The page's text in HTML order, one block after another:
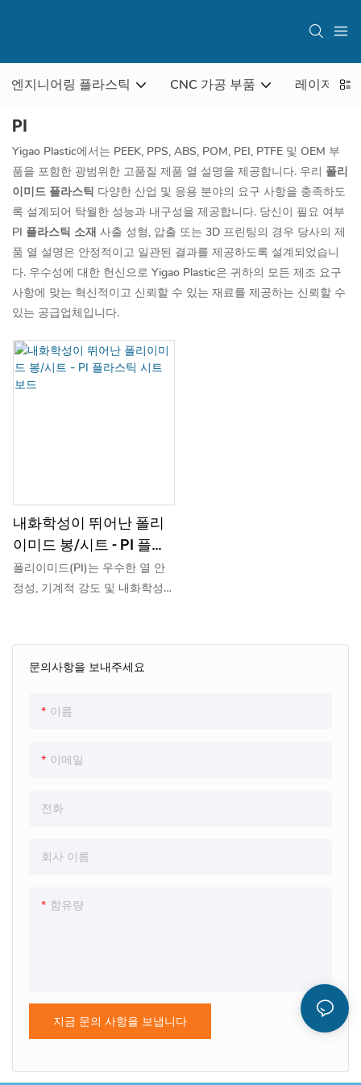
엔지니어링 플라스틱 CNC 가공 부품 레이저 조
PI
Yigao Plastic에서는 PEEK, PPS, ABS, POM, PEI, PTFE 및 OEM 부
품을 포함한 광범위한 고품질 제품 열 설명을 제공합니다. 우리 폴리
이미드 플라스틱 다양한 산업 및 응용 분야의 요구 사항을 충족하도
록 설계되어 탁월한 성능과 내구성을 제공합니다. 당신이 필요 여부
PI 플라스틱 소재 사출 성형, 압출 또는 3D 프린팅의 경우 당사의 제
품 열 설명은 안정적이고 일관된 결과를 제공하도록 설계되었습니
다. 우수성에 대한 헌신으로 Yigao Plastic은 귀하의 모든 제조 요구
사항에 맞는 혁신적이고 신뢰할 수 있는 재료를 제공하는 신뢰할 수
있는 공급업체입니다.
문의사항을 보내주세요
이름
이메일
전화
회사 이름
함유량
지금 문의 사항을 보냅니다
내화학성이 뛰어난 폴리
이미드 봉/시트 - PI 플라
스틱 시트 보드
폴리이미드(PI)는 우수한 열 안
정성, 기계적 강도 및 내화학성으
으로 최대 260°C의 극한 온도를
견딜 수 있습니다. PI는 또한 가
기 때문에 까다로운 전기 및 단
- 전자 및 항공우주: 연성 인쇄 회
에 사용됩니다.
-산업용: 고온 환경의 씰, 개스킷